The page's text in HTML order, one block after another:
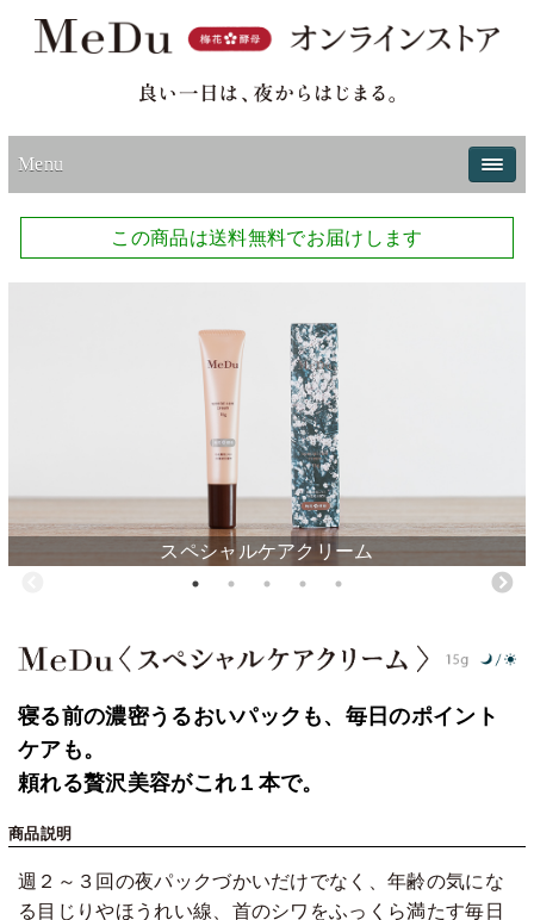
Menu
この商品は送料無料でお届けします
スペシャルケアクリーム
寝る前の濃密うるおいパックも、毎日のポイント
ケアも。
頼れる贅沢美容がこれ１本で。
商品説明
週２～３回の夜パックづかいだけでなく、年齢の気にな
る目じりやほうれい線、首のシワをふっくら満たす毎日